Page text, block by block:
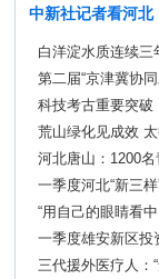
中新社记者看河北
白洋淀水质连续
第二届“京津冀协
赛
科技考古重要突破
贝壳画
荒山绿化见成效
河北唐山：1200
四精神
一季度河北“新三
“用自己的眼睛看
一季度雄安新区投
三代援外医疗人：